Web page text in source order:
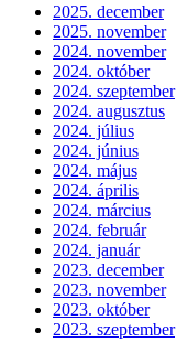
2025. december
2025. november
2024. november
2024. október
2024. szeptember
2024. augusztus
2024. július
2024. június
2024. május
2024. április
2024. március
2024. február
2024. január
2023. december
2023. november
2023. október
2023. szeptember